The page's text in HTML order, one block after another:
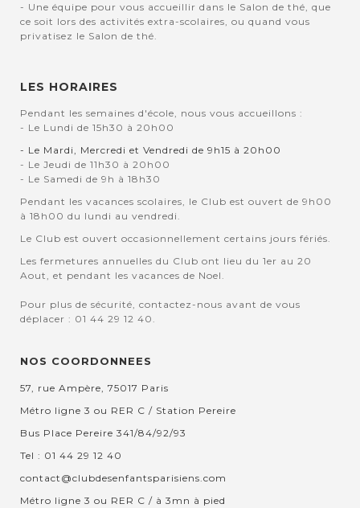
- Une équipe pour vous accueillir dans le Salon de thé, que
ce soit lors des activités extra-scolaires, ou quand vous
privatisez le Salon de thé.
LES HORAIRES
Pendant les semaines d'école, nous vous accueillons :
- Le Lundi de 15h30 à 20h00
- Le Mardi, Mercredi et Vendredi de 9h15 à 20h00
- Le Jeudi de 11h30 à 20h00
- Le Samedi de 9h à 18h30
Pendant les vacances scolaires, le Club est ouvert de 9h00
à 18h00 du lundi au vendredi.
Le Club est ouvert occasionnellement certains jours fériés.
Les fermetures annuelles du Club ont lieu du 1er au 20
Aout, et pendant les vacances de Noel.
Pour plus de sécurité, contactez-nous avant de vous
déplacer : 01 44 29 12 40.
NOS COORDONNEES
57, rue Ampère, 75017 Paris
Métro ligne 3 ou RER C / Station Pereire
Bus Place Pereire 341/84/92/93
Tel : 01 44 29 12 40
contact@clubdesenfantsparisiens.com
Métro ligne 3 ou RER C / à 3mn à pied